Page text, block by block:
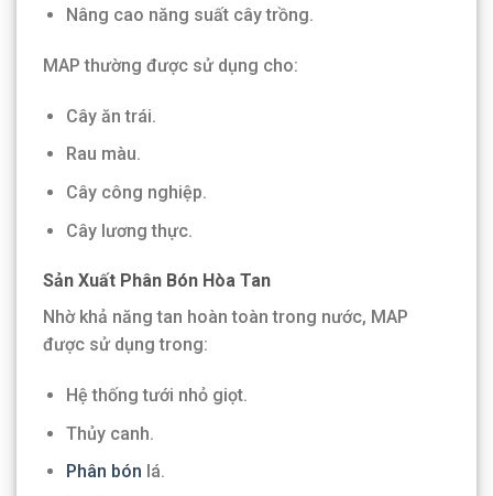
Nâng cao năng suất cây trồng.
MAP thường được sử dụng cho:
Cây ăn trái.
Rau màu.
Cây công nghiệp.
Cây lương thực.
Sản Xuất Phân Bón Hòa Tan
Nhờ khả năng tan hoàn toàn trong nước, MAP
được sử dụng trong:
Hệ thống tưới nhỏ giọt.
Thủy canh.
Phân bón lá.